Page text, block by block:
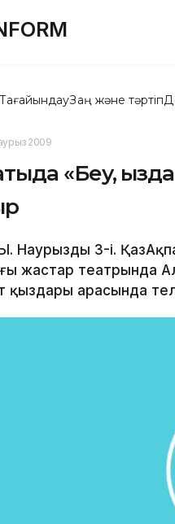
ТағайындауЗаң және тәртіп
2009
«Беу,
Наурыздың 3-і.
жастар театрында
қыздары арасында